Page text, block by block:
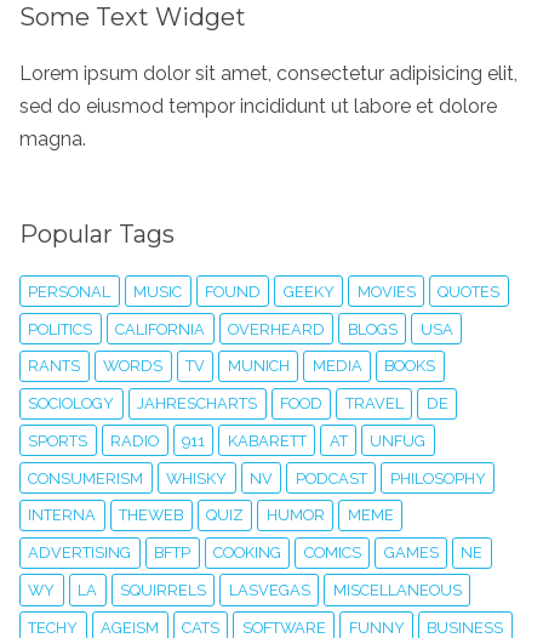
Some Text Widget
Lorem ipsum dolor sit amet, consectetur adipisicing elit,
sed do eiusmod tempor incididunt ut labore et dolore
magna.
Popular Tags
PERSONAL MUSIC FOUND GEEKY MOVIES QUOTES
POLITICS CALIFORNIA OVERHEARD BLOGS USA
RANTS WORDS TV MUNICH MEDIA BOOKS
SOCIOLOGY JAHRESCHARTS FOOD TRAVEL DE
SPORTS RADIO 911 KABARETT AT UNFUG
CONSUMERISM WHISKY NV PODCAST PHILOSOPHY
INTERNA THEWEB QUIZ HUMOR MEME
ADVERTISING BFTP COOKING COMICS GAMES NE
WY LA SQUIRRELS LASVEGAS MISCELLANEOUS
TECHY AGEISM CATS SOFTWARE FUNNY BUSINESS